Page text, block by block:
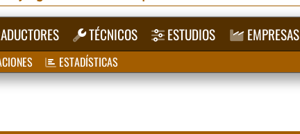
TÉCNICOS ESTUDIOS EMPRESAS
ESTADÍSTICAS